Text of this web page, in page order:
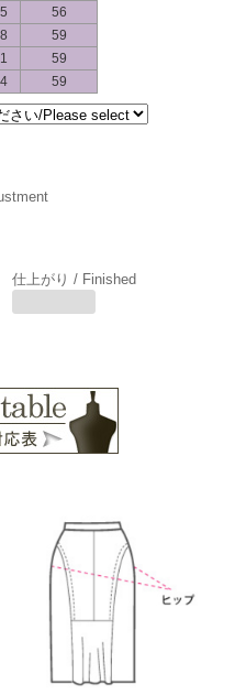
56
59
59
59
仕上がり / Finished